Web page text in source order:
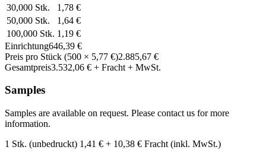
30,000 Stk.
1,78 €
50,000 Stk.
1,64 €
100,000 Stk. 1,19 €
Einrichtung646,39 €
Preis pro Stück (500 × 5,77 €)2.885,67 €
Gesamtpreis3.532,06 € + Fracht + MwSt.
Samples
Samples are available on request. Please contact us for more
information.
1 Stk. (unbedruckt) 1,41 € + 10,38 € Fracht (inkl. MwSt.)